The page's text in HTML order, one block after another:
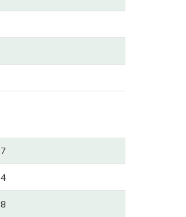
7
4
8